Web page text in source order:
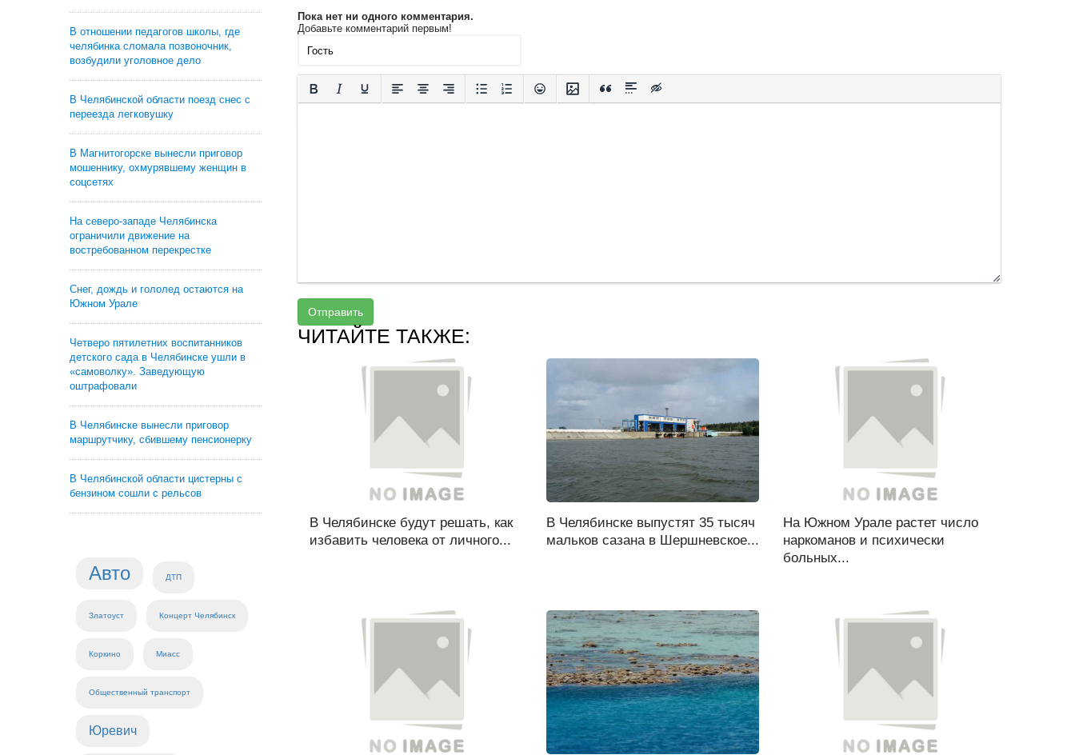
В отношении педагогов школы, где
челябинка сломала позвоночник,
возбудили уголовное дело
В Челябинской области поезд снес с
переезда легковушку
В Магнитогорске вынесли приговор
мошеннику, охмурявшему женщин в
соцсетях
На северо-западе Челябинска
ограничили движение на
востребованном перекрестке
Снег, дождь и гололед остаются на
Южном Урале
Четверо пятилетних воспитанников
детского сада в Челябинске ушли в
«самоволку». Заведующую
оштрафовали
В Челябинске вынесли приговор
маршрутчику, сбившему пенсионерку
В Челябинской области цистерны с
бензином сошли с рельсов
Авто ДТП
Златоуст Концерт Челябинск
Коркино Миасс
Общественный транспорт
Юревич
Пока нет ни одного комментария.
Добавьте комментарий первым!
Отправить
ЧИТАЙТЕ ТАКЖЕ:
В Челябинске будут решать, как
избавить человека от личного...
В Челябинске выпустят 35 тысяч
мальков сазана в Шершневское...
На Южном Урале растет число
наркоманов и психически
больных...